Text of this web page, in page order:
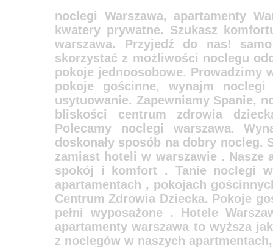
noclegi Warszawa, apartamenty
kwatery prywatne. Szukasz
warszawa. Przyjedź do nas!
skorzystać z możliwości noclegu
pokoje jednoosobowe. Prowadzimy
pokoje gościnne, wynajm
usytuowanie. Zapewniamy Spanie,
bliskości centrum zdrowia
Polecamy noclegi warszawa.
doskonały sposób na dobry nocleg.
zamiast hoteli w warszawie . Nasze
spokój i komfort . Tanie noclegi
apartamentach , pokojach
Centrum Zdrowia Dziecka. Pokoje
pełni wyposażone . Hotele
apartamenty warszawa to wyższa
z noclegów w naszych